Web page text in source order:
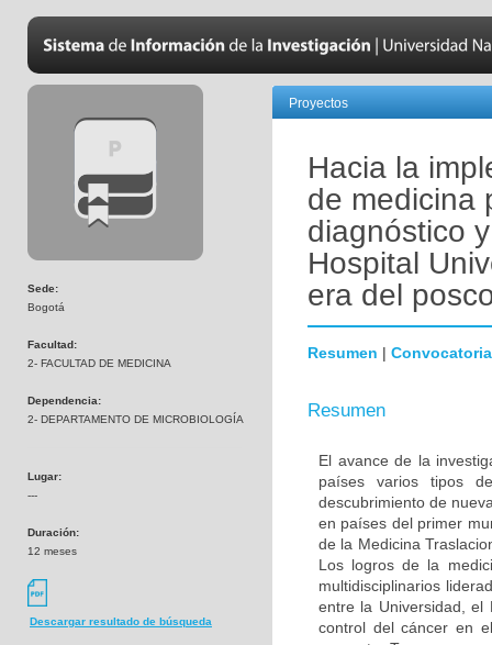
Sede:
Bogotá
Facultad:
2- FACULTAD DE MEDICINA
Dependencia:
2- DEPARTAMENTO DE MICROBIOLOGÍA
Lugar:
---
Duración:
12 meses
Descargar resultado de búsqueda
Proyectos
Hacia la
de medicina
diagnóstico
Hospital
era del
Resumen | Convocatoria
Resumen
El avance de la
países varios tipos
descubrimiento de
en países del primer
de la Medicina
Los logros de la
multidisciplinarios
entre la Universidad, el
control del cáncer en